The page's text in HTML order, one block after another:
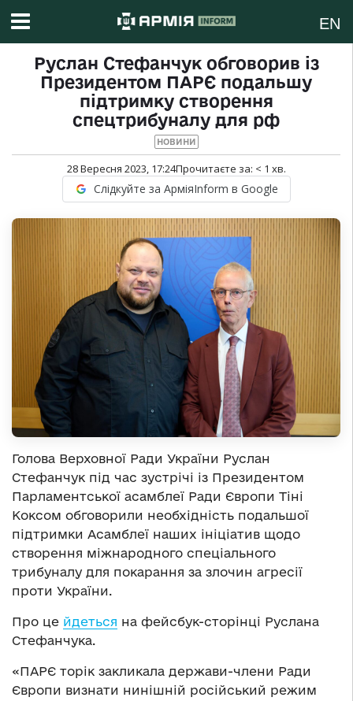
EN
Руслан Стефанчук обговорив із
Президентом ПАРЄ подальшу
підтримку створення
спецтрибуналу для рф
НОВИНИ
28 Вересня 2023, 17:24Прочитаєте за: < 1 хв.
Слідкуйте за АрміяInform в Google
Голова Верховної Ради України Руслан
Стефанчук під час зустрічі із Президентом
Парламентської асамблеї Ради Європи Тіні
Коксом обговорили необхідність подальшої
підтримки Асамблеї наших ініціатив щодо
створення міжнародного спеціального
трибуналу для покарання за злочин агресії
проти України.
Про це йдеться на фейсбук-сторінці Руслана
Стефанчука.
«ПАРЄ торік закликала держави-члени Ради
Європи визнати нинішній російський режим